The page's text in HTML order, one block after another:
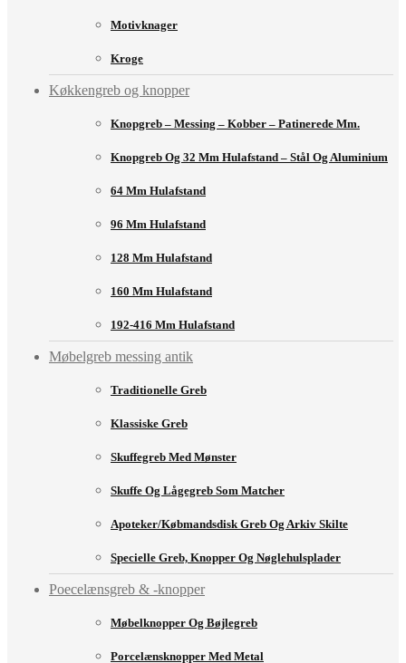
Motivknager
Kroge
Køkkengreb og knopper
Knopgreb – Messing – Kobber – Patinerede Mm.
Knopgreb Og 32 Mm Hulafstand – Stål Og Aluminium
64 Mm Hulafstand
96 Mm Hulafstand
128 Mm Hulafstand
160 Mm Hulafstand
192-416 Mm Hulafstand
Møbelgreb messing antik
Traditionelle Greb
Klassiske Greb
Skuffegreb Med Mønster
Skuffe Og Lågegreb Som Matcher
Apoteker/købmandsdisk Greb Og Arkiv Skilte
Specielle Greb, Knopper Og Nøglehulsplader
Poecelænsgreb & -knopper
Møbelknopper Og Bøjlegreb
Porcelænsknopper Med Metal